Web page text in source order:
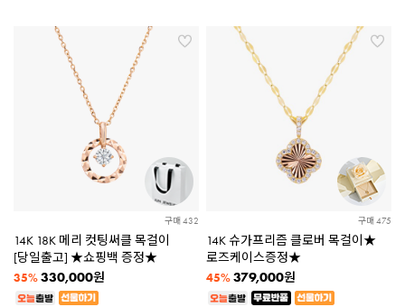
구매 432
14K 18K 메리 컷팅써클 목걸이
[당일출고] ★쇼핑백 증정★
35% 330,000원
구매 475
14K 슈가프리즘 클로버 목걸이★
로즈케이스증정★
45% 379,000원